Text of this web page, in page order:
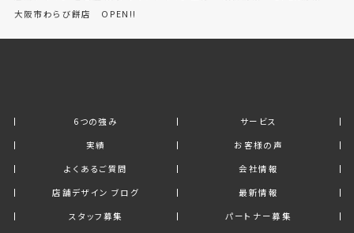
大阪市わらび餅店 OPEN!!
6つの強み
サービス
実績
お客様の声
よくあるご質問
会社情報
店舗デザイン ブログ
最新情報
スタッフ募集
パートナー募集